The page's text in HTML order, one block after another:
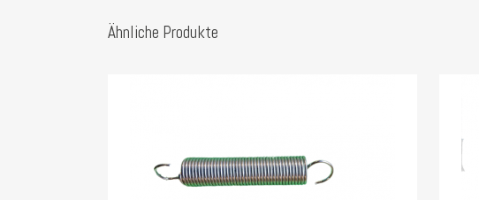
Ähnliche Produkte